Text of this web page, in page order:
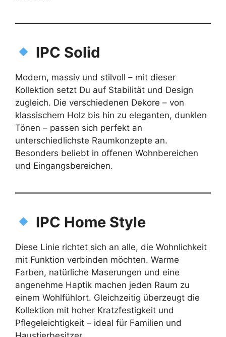
IPC Solid
Modern, massiv und stilvoll – mit dieser
Kollektion setzt Du auf Stabilität und Design
zugleich. Die verschiedenen Dekore – von
klassischem Holz bis hin zu eleganten, dunklen
Tönen – passen sich perfekt an
unterschiedlichste Raumkonzepte an.
Besonders beliebt in offenen Wohnbereichen
und Eingangsbereichen.
IPC Home Style
Diese Linie richtet sich an alle, die Wohnlichkeit
mit Funktion verbinden möchten. Warme
Farben, natürliche Maserungen und eine
angenehme Haptik machen jeden Raum zu
einem Wohlfühlort. Gleichzeitig überzeugt die
Kollektion mit hoher Kratzfestigkeit und
Pflegeleichtigkeit – ideal für Familien und